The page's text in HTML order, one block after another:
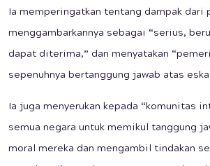
Ia memperingatkan tentang dampak dari
menggambarkannya sebagai “serius,
dapat diterima,” dan menyatakan
sepenuhnya bertanggung jawab atas
Ia juga menyerukan kepada “komunitas
semua negara untuk memikul tanggung
moral mereka dan mengambil tindakan